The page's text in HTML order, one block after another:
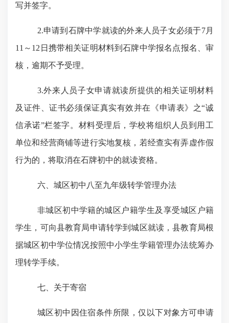
写并签字。
2.申请到石牌中学就读的外来人员子女必须于7月
11 ～ 12 日 携带相关证明材料到石牌中学报名点报名、审
核，逾期不予受理。
3.外来人员子女申请就读所提供的相关证明材料
及证件、证书必须保证真实有效并在《申请表》之“诚
信承诺”栏签字。材料受理后，学校将组织人员到用工
单位和经营商铺等进行实地复核，若经查实有弄虚作假
行为的，将取消在石牌初中的就读资格。
六、 城区初中八至九年级转学管理办法
非城区初中学籍的城区户籍学生及享受城区户籍
学生， 可向县教育局申请转学到城区就读，县教育局根
据城区初中学位情况按照中小学生学籍管理办法统筹办
理转学手续。
七、 关于寄宿
城区初中因住宿条件所限，仅以下对象方可申请